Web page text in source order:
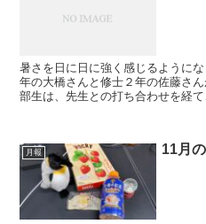
暑さを日に日に強く感じるようになってきま
年の大橋さんと修士２年の佐藤さん
部生は、先生との打ち合わせを経
月報 11月